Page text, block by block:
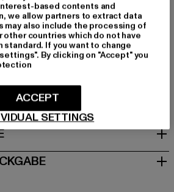
GmbH |info@tbint.de
7 | 64372 Ober-Ramstadt |
based contents and
we allow partners to extract data
may also include the processing of
other countries which do not have
standard. If you want to change
By clicking on "Accept" you
SETTINGS
ACCEPT